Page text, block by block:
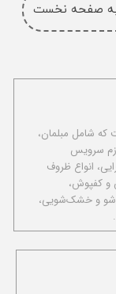
صفحه نخست
خانگی است که شامل مبلمان،
سرویس
انواع ظروف
و کفپوش،
شو و خشک‌شویی،